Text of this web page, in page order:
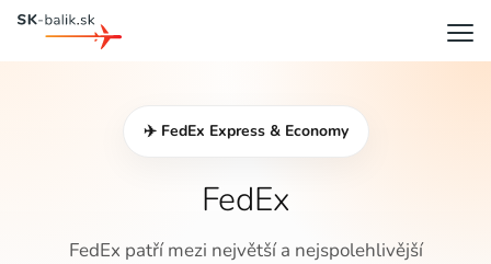
✈️ FedEx Express & Economy
FedEx
FedEx patří mezi největší a nejspolehlivější